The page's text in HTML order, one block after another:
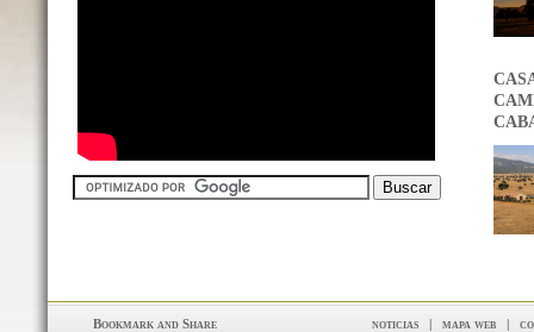
noticias | mapa web |